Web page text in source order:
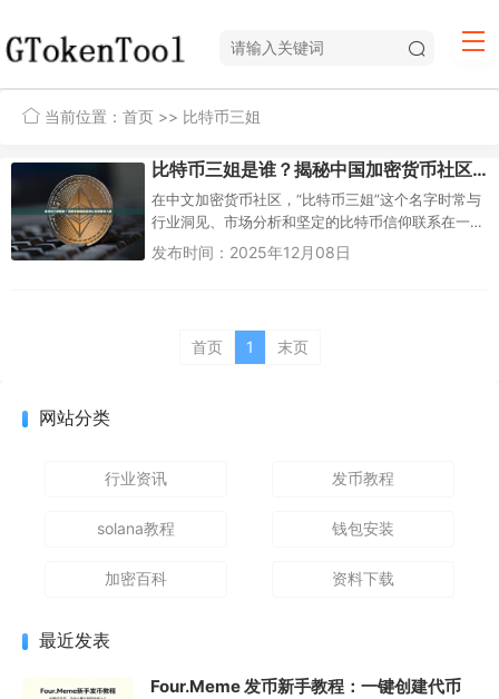
当前位置： 首页 >> 比特币三姐
比特币三姐是谁？揭秘中国加密货币社区的传奇人物
在中文加密货币社区，“比特币三姐”这个名字时常与
行业洞见、市场分析和坚定的比特币信仰联系在一
起。她并非比特币的匿名创始人中本聪那样的技术
发布时间：2025年12月08日
首页 1 末页
网站分类
行业资讯 发币教程
solana教程 钱包安装
加密百科 资料下载
最近发表
Four.Meme 发币新手教程：一键创建代币